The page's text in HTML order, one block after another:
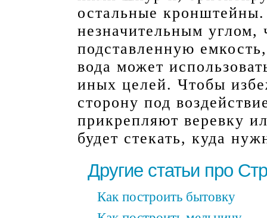
остальные
незначительным углом,
подставленную
вода может
иных целей. Чтобы
сторону под
прикрепляют веревку
будет стекать, куда
Другие статьи про
Как построить бытовку